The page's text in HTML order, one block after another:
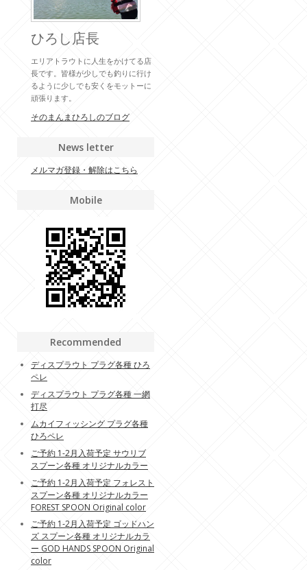
ひろし店長
エリアトラウトに人生をかけてる店
長です。皆様が少しでも釣りに行け
るように少しでも安くをモットーに
頑張ります。
そのまんまひろしのブログ
News letter
メルマガ登録・解除はこちら
Mobile
Recommended
ディスプラウト プラグ各種 ひろ
ペレ
ディスプラウト プラグ各種 一網
打尽
ムカイフィッシング プラグ各種
ひろペレ
ご予約 1-2月入荷予定 サウリブ
スプーン各種 オリジナルカラー
ご予約 1-2月入荷予定 フォレスト
スプーン各種 オリジナルカラー
FOREST SPOON Original color
ご予約 1-2月入荷予定 ゴッドハン
ズ スプーン各種 オリジナルカラ
ー GOD HANDS SPOON Original
color